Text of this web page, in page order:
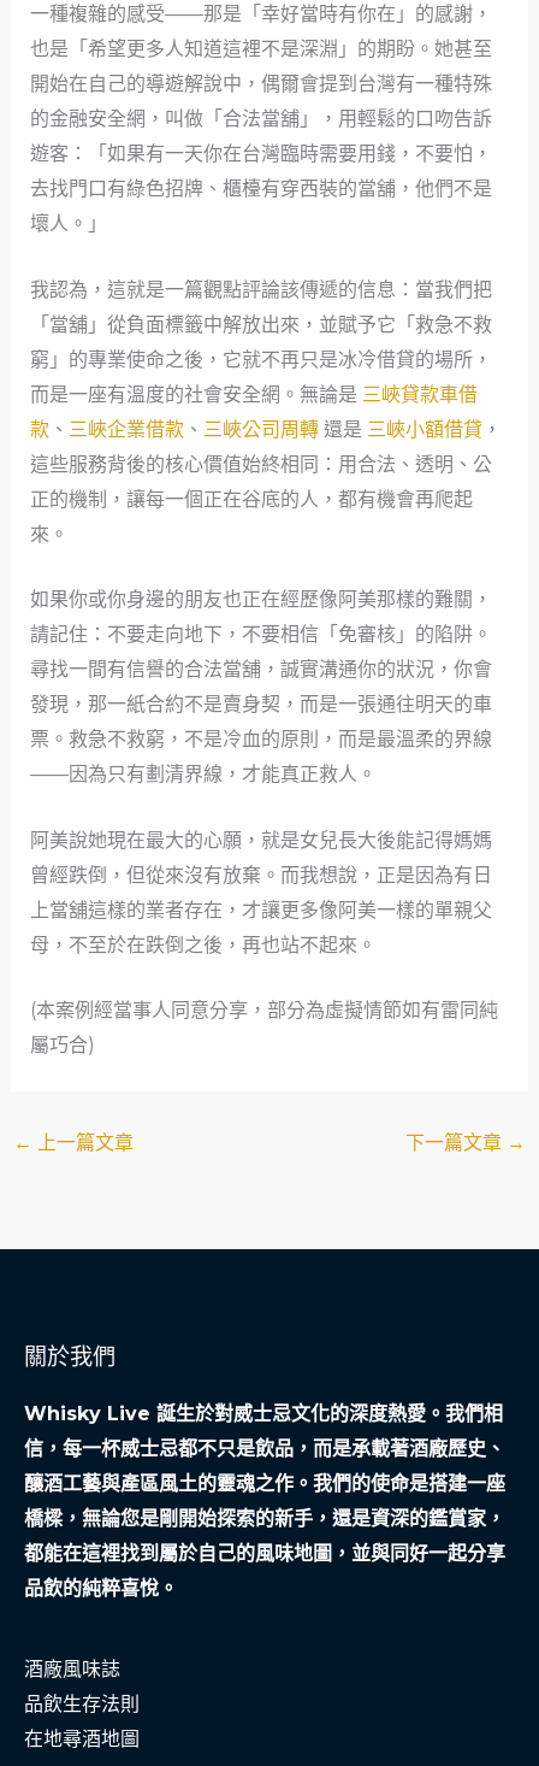
一種複雜的感受——那是「幸好當時有你在」的感謝，
也是「希望更多人知道這裡不是深淵」的期盼。她甚至
開始在自己的導遊解說中，偶爾會提到台灣有一種特殊
的金融安全網，叫做「合法當舖」，用輕鬆的口吻告訴
遊客：「如果有一天你在台灣臨時需要用錢，不要怕，
去找門口有綠色招牌、櫃檯有穿西裝的當舖，他們不是
壞人。」
我認為，這就是一篇觀點評論該傳遞的信息：當我們把
「當舖」從負面標籤中解放出來，並賦予它「救急不救
窮」的專業使命之後，它就不再只是冰冷借貸的場所，
而是一座有溫度的社會安全網。無論是 三峽貸款車借
款、 三峽企業借款、 三峽公司周轉還是 三峽小額借貸 ，
這些服務背後的核心價值始終相同：用合法、透明、公
正的機制，讓每一個正在谷底的人，都有機會再爬起
來。
如果你或你身邊的朋友也正在經歷像阿美那樣的難關，
請記住：不要走向地下，不要相信「免審核」的陷阱。
尋找一間有信譽的合法當舖，誠實溝通你的狀況，你會
發現，那一紙合約不是賣身契，而是一張通往明天的車
票。救急不救窮，不是冷血的原則，而是最溫柔的界線
——因為只有劃清界線，才能真正救人。
阿美說她現在最大的心願，就是女兒長大後能記得媽媽
曾經跌倒，但從來沒有放棄。而我想說，正是因為有日
上當舖這樣的業者存在，才讓更多像阿美一樣的單親父
母，不至於在跌倒之後，再也站不起來。
(本案例經當事人同意分享，部分為虛擬情節如有雷同純
屬巧合)
← 上一篇文章 下一篇文章 →
關於我們
Whisky Live 誕生於對威士忌文化的深度熱愛。我們相
信，每一杯威士忌都不只是飲品，而是承載著酒廠歷史、
釀酒工藝與產區風土的靈魂之作。我們的使命是搭建一座
橋樑，無論您是剛開始探索的新手，還是資深的鑑賞家，
都能在這裡找到屬於自己的風味地圖，並與同好一起分享
品飲的純粹喜悅。
酒廠風味誌
品飲生存法則
在地尋酒地圖